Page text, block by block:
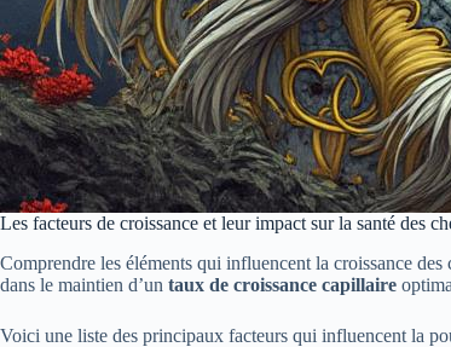
Les facteurs de croissance et leur impact sur la santé des
Comprendre les éléments qui influencent la croissance
dans le maintien d’un taux de croissance capillaire
Voici une liste des principaux facteurs qui influencent la